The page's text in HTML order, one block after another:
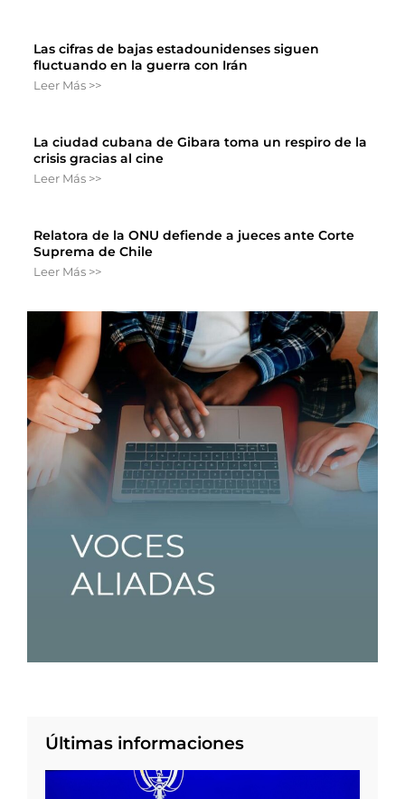
Las cifras de bajas estadounidenses siguen
fluctuando en la guerra con Irán
Leer Más >>
La ciudad cubana de Gibara toma un respiro de la
crisis gracias al cine
Leer Más >>
Relatora de la ONU defiende a jueces ante Corte
Suprema de Chile
Leer Más >>
Últimas informaciones